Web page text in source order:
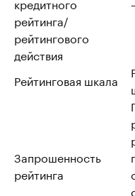
рейтинга/
рейтингового
действия
Рейтинговая шкала
Запрошенность
рейтинга